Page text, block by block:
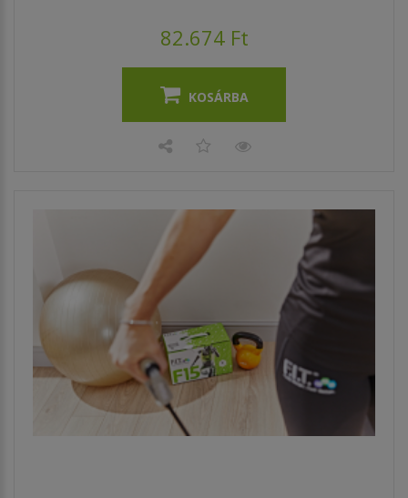
82.674 Ft
KOSÁRBA